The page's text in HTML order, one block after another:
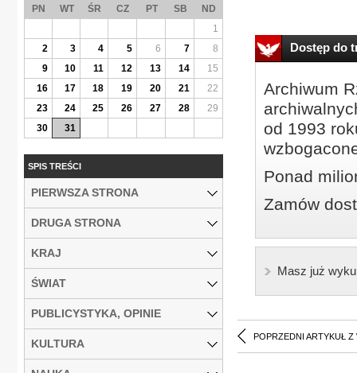
Dostęp do
Archiwum
od 1993
Ponad
Zamów
Masz już
POPRZEDNI ARTYKUŁ Z
PN WT ŚR CZ PT SB
ND
1
2
3 4 5 6 7
8
9
10 11 12 13 14
15
16
17 18 19 20 21
22
23
24 25 26 27 28
29
30
31
SPIS TREŚCI
PIERWSZA STRONA
DRUGA STRONA
KRAJ
ŚWIAT
PUBLICYSTYKA, OPINIE
KULTURA